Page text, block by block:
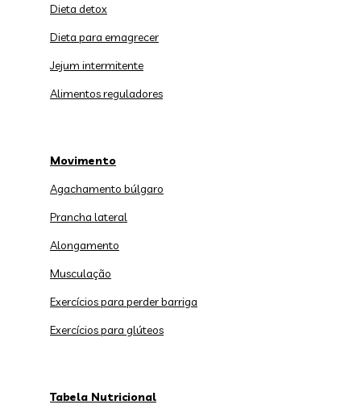
Dieta detox
Dieta para emagrecer
Jejum intermitente
Alimentos reguladores
Movimento
Agachamento búlgaro
Prancha lateral
Alongamento
Musculação
Exercícios para perder barriga
Exercícios para glúteos
Tabela Nutricional